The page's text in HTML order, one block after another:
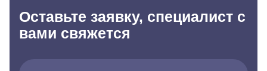
Оставьте заявку, специалист с
вами свяжется